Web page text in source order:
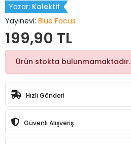
Yazar: Kolektif
Yayınevi: Blue Focus
199,90 TL
Ürün stokta bulunmamaktadır.
Hızlı Gönderi
Güvenli Alışveriş